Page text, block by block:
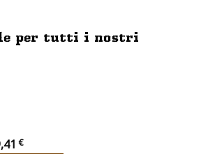
per tutti i nostri
€Il